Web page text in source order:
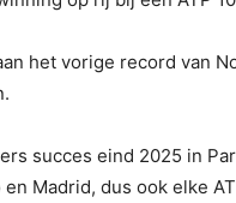
het vorige record van
succes eind 2025 in
Madrid, dus ook elke